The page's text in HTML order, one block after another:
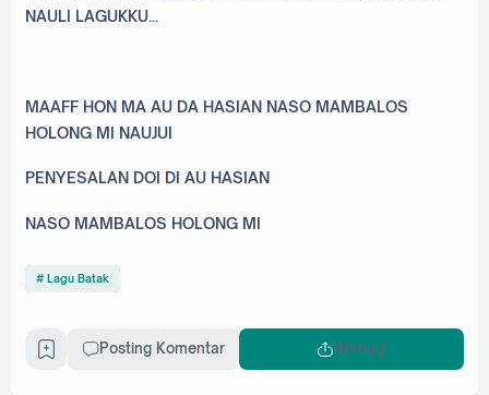
NAULI LAGUKKU...
MAAFF HON MA AU DA HASIAN NASO MAMBALOS
HOLONG MI NAUJUI
PENYESALAN DOI DI AU HASIAN
NASO MAMBALOS HOLONG MI
Lagu Batak
Posting Komentar Berbagi